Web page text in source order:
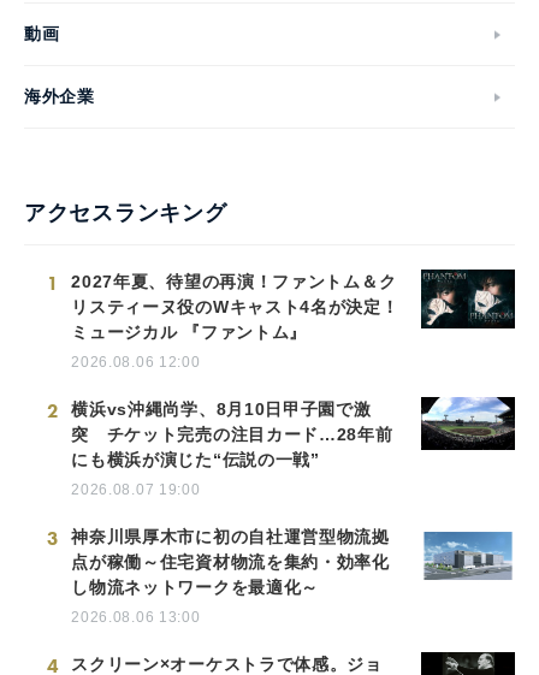
動画
海外企業
アクセスランキング
1
2027年夏、待望の再演！ファントム＆ク
リスティーヌ役のWキャスト4名が決定！
ミュージカル 『ファントム』
2026.08.06 12:00
2
横浜vs沖縄尚学、8月10日甲子園で激
突 チケット完売の注目カード…28年前
にも横浜が演じた“伝説の一戦”
2026.08.07 19:00
3
神奈川県厚木市に初の自社運営型物流拠
点が稼働～住宅資材物流を集約・効率化
し物流ネットワークを最適化～
2026.08.06 13:00
4 スクリーン×オーケストラで体感。ジョ